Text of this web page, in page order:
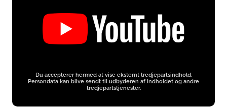
Du accepterer hermed at vise eksternt tredjepartsindhold.
Persondata kan blive sendt til udbyderen af indholdet og andre
tredjepartstjenester.